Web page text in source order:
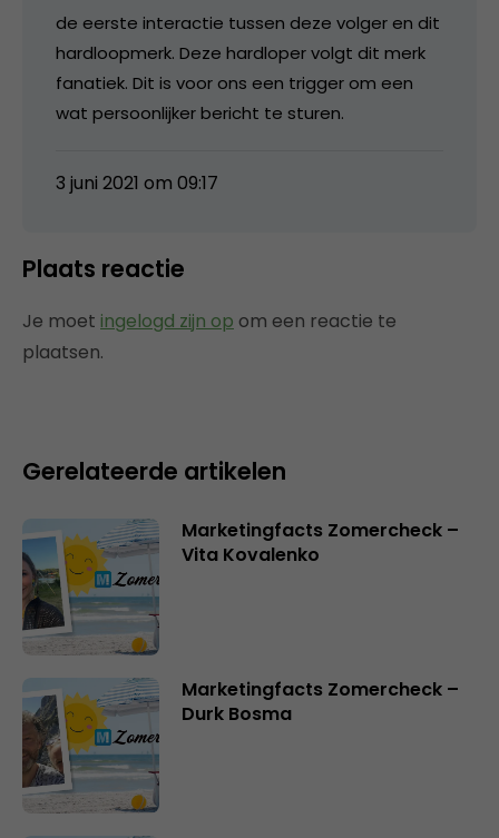
de eerste interactie tussen deze volger en dit
hardloopmerk. Deze hardloper volgt dit merk
fanatiek. Dit is voor ons een trigger om een
wat persoonlijker bericht te sturen.
3 juni 2021 om 09:17
Plaats reactie
Je moet ingelogd zijn op om een reactie te
plaatsen.
Gerelateerde artikelen
Marketingfacts Zomercheck –
Vita Kovalenko
Marketingfacts Zomercheck –
Durk Bosma